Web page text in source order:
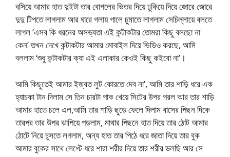
বসিয়ে আমার হাত দুইটা তার বোগলের ভিতর দিয়ে ঢুকিয়ে দিয়ে জোরে জোরে
দুদু টিপতে লাগলাম আর ঘারে গলায় গালে চুমাতে লাগলাম সেচিল্লায়ে বলতে
লাগল ‘এসব কি ধরনের অসভ্যতা এই কন্টাকটার তোমরা কিছু বলছো না
কেন’ তখন দেখে কন্টাকটার আমার মোবাইল দিয়ে ভিডিও করছে, আমি
বললাম ‘শুধু কন্টাকটার ক্যা এই এলাকার কেওই কিছু কইবো না’।
আমি কিছুতেই আমার ইজ্বত লুট কোরতে দেব না’, আমি তার শাড়ি ধরে এক
হ্যাচকা টান দিলাম সে তিন চারটা পাক খেয়ে সিটের উপর পরল আর তার শাড়ি
আমার হাতে চলে এল,আমি তার শাড়ি ছুড়ে ফেলে দিলাম বাসের পিছন দিকে
তারপর তার উপর ঝাপিয়ে পড়লাম, মাথার পিছনে হাত দিয়ে তার ঠোট আমার
ঠোটে নিয়ে চুসতে লগলাম, অন্য হাত তার পিঠে ধরে জাতা দিয়ে তার বুক
আমার বুকের সাথে লেপ্টে ধরে শারা শরীর দিয়ে তার শরীর ডলছি আর সে